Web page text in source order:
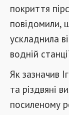
покриття
повідомили,
ускладнила
водній
Як зазначив
та різдвяні
посиленому